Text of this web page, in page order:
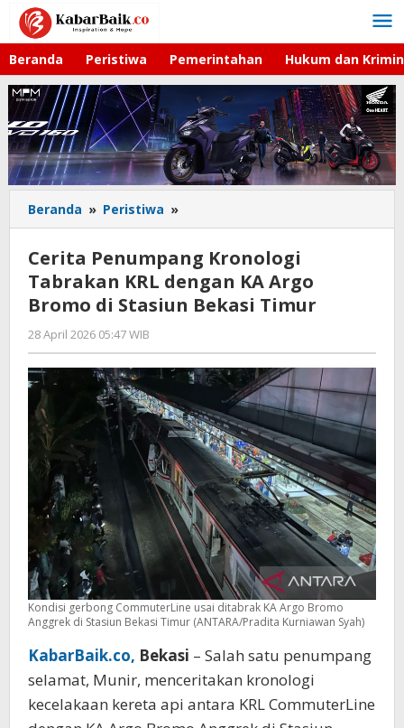
Lewati
konten
Beranda Peristiwa Pemerintahan Hukum dan
Beranda » Peristiwa »
Penumpang
Tabrakan
KRL
dengan
di
Stasiun
Bekasi
Timur
Cerita Penumpang Kronologi
Tabrakan KRL dengan KA Argo
Bromo di Stasiun Bekasi Timur
28 April 2026 05:47 WIB
Imam
WD
Kondisi gerbong CommuterLine usai ditabrak KA Argo Bromo
Anggrek di Stasiun Bekasi Timur (ANTARA/Pradita Kurniawan Syah)
KabarBaik.co, Bekasi – Salah satu penumpang
selamat, Munir, menceritakan kronologi
kecelakaan kereta api antara KRL CommuterLine